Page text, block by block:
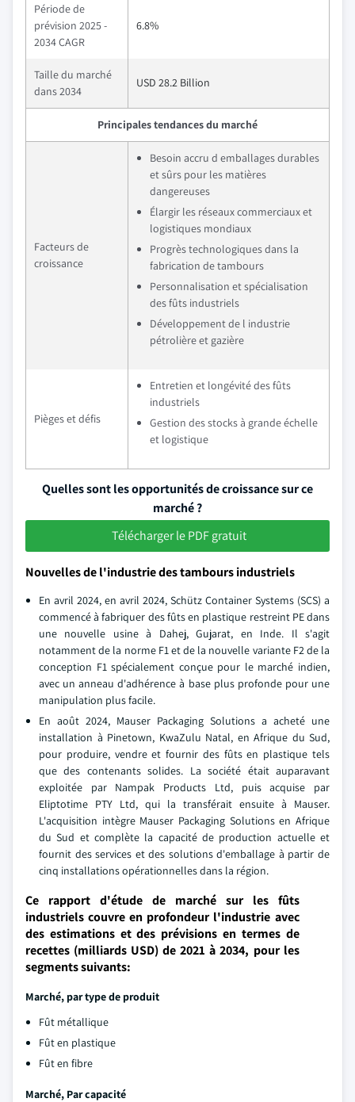
Période de
prévision 2025 -
2034 CAGR
6.8%
Taille du marché
dans 2034
USD 28.2 Billion
Principales tendances du marché
Facteurs de
croissance
Besoin accru d emballages durables
et sûrs pour les matières
dangereuses
Élargir les réseaux commerciaux et
logistiques mondiaux
Progrès technologiques dans la
fabrication de tambours
Personnalisation et spécialisation
des fûts industriels
Développement de l industrie
pétrolière et gazière
Pièges et défis
Entretien et longévité des fûts
industriels
Gestion des stocks à grande échelle
et logistique
Quelles sont les opportunités de croissance sur ce
marché ?
Télécharger le PDF gratuit
Nouvelles de l'industrie des tambours industriels
En avril 2024, en avril 2024, Schütz Container Systems (SCS) a
commencé à fabriquer des fûts en plastique restreint PE dans
une nouvelle usine à Dahej, Gujarat, en Inde. Il s'agit
notamment de la norme F1 et de la nouvelle variante F2 de la
conception F1 spécialement conçue pour le marché indien,
avec un anneau d'adhérence à base plus profonde pour une
manipulation plus facile.
En août 2024, Mauser Packaging Solutions a acheté une
installation à Pinetown, KwaZulu Natal, en Afrique du Sud,
pour produire, vendre et fournir des fûts en plastique tels
que des contenants solides. La société était auparavant
exploitée par Nampak Products Ltd, puis acquise par
Eliptotime PTY Ltd, qui la transférait ensuite à Mauser.
L'acquisition intègre Mauser Packaging Solutions en Afrique
du Sud et complète la capacité de production actuelle et
fournit des services et des solutions d'emballage à partir de
cinq installations opérationnelles dans la région.
Ce rapport d'étude de marché sur les fûts
industriels couvre en profondeur l'industrie avec
des estimations et des prévisions en termes de
recettes (milliards USD) de 2021 à 2034, pour les
segments suivants:
Marché, par type de produit
Fût métallique
Fût en plastique
Fût en fibre
Marché, Par capacité